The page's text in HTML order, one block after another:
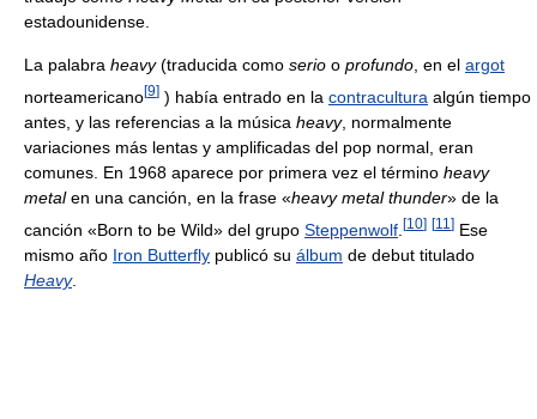
estadounidense.
La palabra heavy(traducida como serio o profundo, en el argot
norteamericano[9] ) había entrado en la contracultura algún tiempo
antes, y las referencias a la música heavy, normalmente
variaciones más lentas y amplificadas del pop normal, eran
comunes. En 1968 aparece por primera vez el término heavy
metalen una canción, en la frase «heavy metal thunder» de la
canción «Born to be Wild» del grupo Steppenwolf [10] [11 ] Ese
mismo año Iron Butterfly publicó su álbum de debut titulado
Heavy.